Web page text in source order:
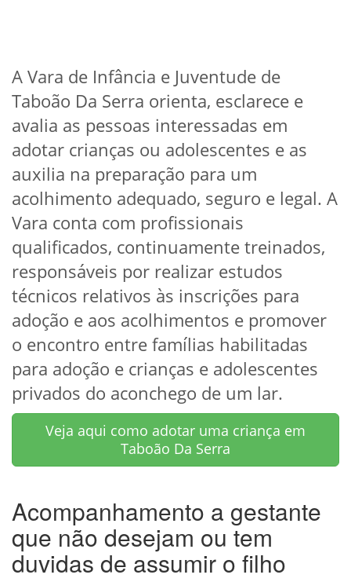
A Vara de Infância e Juventude de
Taboão Da Serra orienta, esclarece e
avalia as pessoas interessadas em
adotar crianças ou adolescentes e as
auxilia na preparação para um
acolhimento adequado, seguro e legal. A
Vara conta com profissionais
qualificados, continuamente treinados,
responsáveis por realizar estudos
técnicos relativos às inscrições para
adoção e aos acolhimentos e promover
o encontro entre famílias habilitadas
para adoção e crianças e adolescentes
privados do aconchego de um lar.
Veja aqui como adotar uma criança em
Taboão Da Serra
Acompanhamento a gestante
que não desejam ou tem
duvidas de assumir o filho